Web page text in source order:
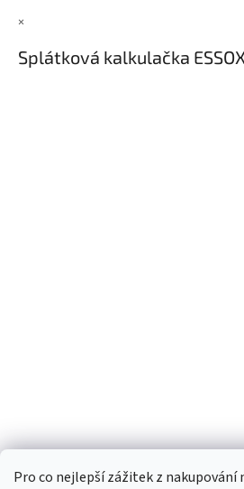
Pro co nejlepší zážitek z nakupování
×
Splátková kalkulačka